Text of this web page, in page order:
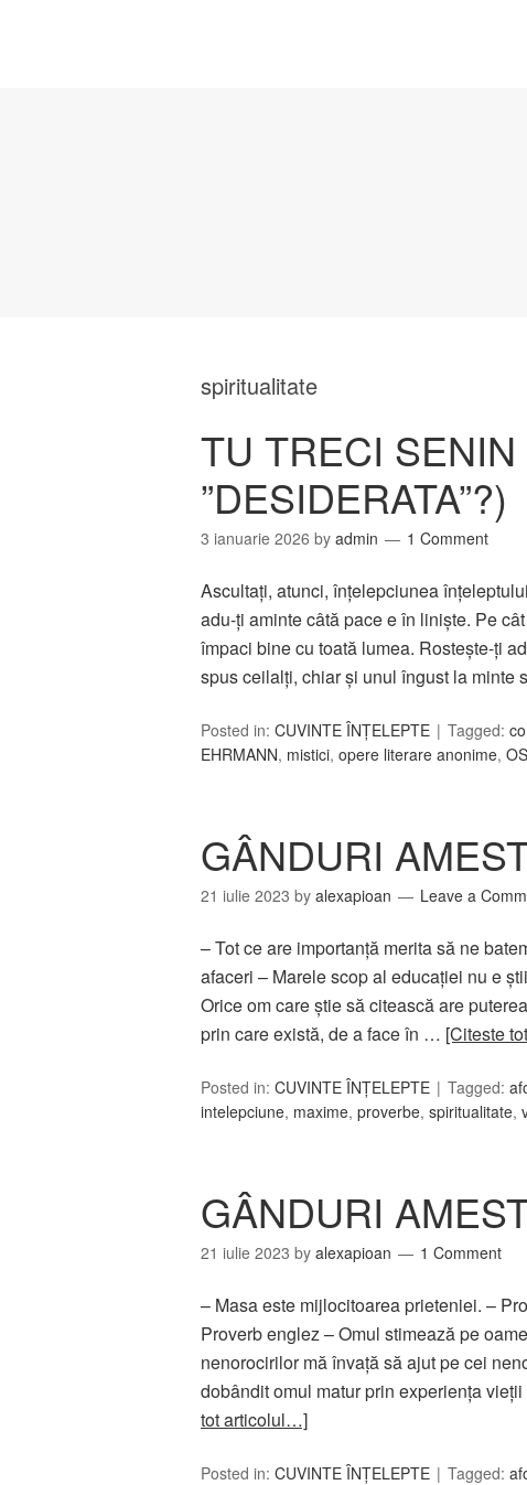
spiritualitate
TU TRECI
”DESIDERATA”?)
3 ianuarie 2026 by admin 1 Comment
Ascultaţi, atunci, înţelepciunea
adu-ţi aminte câtă pace e în linişte. Pe
împaci bine cu toată lumea. Rosteşte-ţi
spus ceilalţi, chiar şi unul îngust la minte
Posted in: CUVINTE ÎNȚELEPTE Tagged:
EHRMANN, mistici, opere literare anonime,
GÂNDURI
21 iulie 2023 by alexapioan Leave a
– Tot ce are importanţă merita să ne
afaceri – Marele scop al educaţiei nu e
Orice om care ştie să citească are
prin care există, de a face în … [Citeste
Posted in: CUVINTE ÎNȚELEPTE Tagged:
intelepciune, maxime, proverbe, spiritualitate,
GÂNDURI
21 iulie 2023 by alexapioan 1 Comment
– Masa este mijlocitoarea prieteniei. –
Proverb englez – Omul stimează pe
nenorocirilor mă învaţă să ajut pe cei
dobândit omul matur prin experienţa
tot articolul…]
Posted in: CUVINTE ÎNȚELEPTE Tagged: